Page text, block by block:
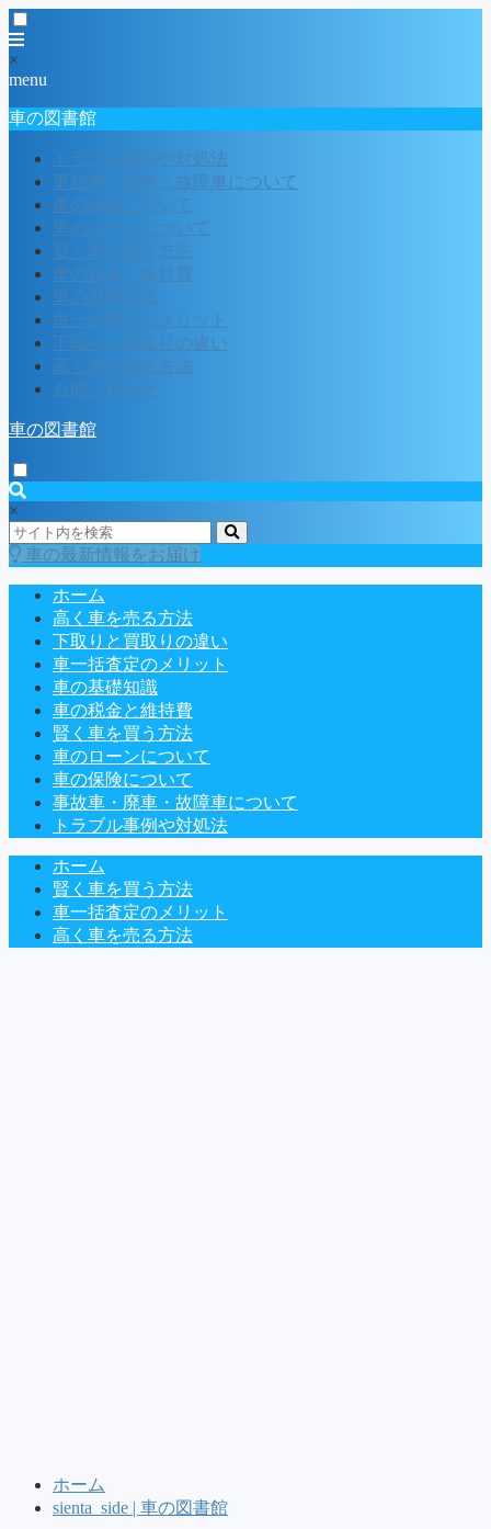
×
menu
車の図書館
トラブル事例や対処法
事故車・廃車・故障車について
車の保険について
車のローンについて
賢く車を買う方法
車の税金と維持費
車の基礎知識
車一括査定のメリット
下取りと買取りの違い
高く車を売る方法
お問い合わせ
車の図書館
×
車の最新情報をお届け
ホーム
高く車を売る方法
下取りと買取りの違い
車一括査定のメリット
車の基礎知識
車の税金と維持費
賢く車を買う方法
車のローンについて
車の保険について
事故車・廃車・故障車について
トラブル事例や対処法
ホーム
賢く車を買う方法
車一括査定のメリット
高く車を売る方法
ホーム
sienta_side | 車の図書館